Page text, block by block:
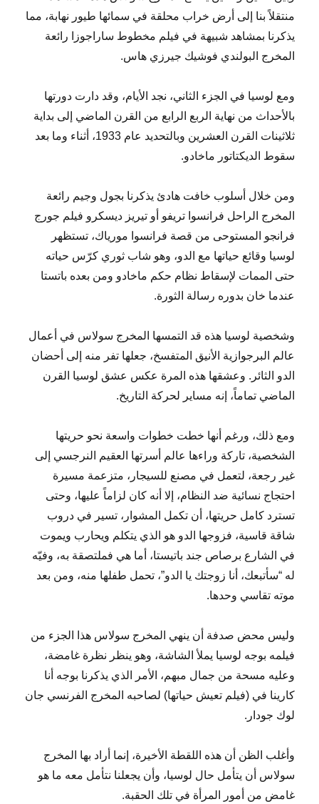
منتقلاً بنا إلى أرض خراب محلقة في سمائها طيور نهابة، مما
يذكرنا بمشاهد شبيهة في فيلم مخطوط ساراجوزا رائعة
المخرج البولندي فوشيك جيرزي هاس.
ومع لوسيا في الجزء الثاني، نجد الأيام، وقد دارت دورتها
بالأحداث من نهاية الربع الرابع من القرن الماضي إلى بداية
ثلاثينات القرن العشرين وبالتحديد عام 1933، أثناء وما بعد
سقوط الديكتاتور ماخادو.
ومن خلال أسلوب خافت هادئ يذكرنا بجول وجيم رائعة
المخرج الراحل فرانسوا تريفو أو تيريز ديسكرو فيلم جورج
فرانجو المستوحى من قصة فرانسوا مورياك، تستظهر
لوسيا وقائع حياتها مع الدو، وهو شاب ثوري كرّس حياته
حتى الممات لإسقاط نظام حكم ماخادو ومن بعده باتستا
عندما خان بدوره رسالة الثورة.
وشخصية لوسيا هذه قد التمسها المخرج سولاس في أعمال
عالم البرجوازية الأنيق المتفسخ، جعلها تفر منه إلى أحضان
الدو الثائر. وعشقها هذه المرة عكس عشق لوسيا القرن
الماضي تماماً، إنه مساير لحركة التاريخ.
ومع ذلك، ورغم أنها خطت خطوات واسعة نحو حريتها
الشخصية، تاركة وراءها عالم أسرتها العقيم النرجسي إلى
غير رجعة، لتعمل في مصنع للسيجار، متزعمة مسيرة
احتجاج نسائية ضد النظام، إلا أنه كان لزاماً عليها، وحتى
تسترد كامل حريتها، أن تكمل المشوار، تسير في دروب
شاقة قاسية، فزوجها الدو هو الذي يتكلم ويحارب ويموت
في الشارع برصاص جند باتيستا، أما هي فملتصقة به، وفيّه
له “سأتبعك، أنا زوجتك يا الدو”، تحمل طفلها منه، ومن بعد
موته تقاسي وحدها.
وليس محض صدفة أن ينهي المخرج سولاس هذا الجزء من
فيلمه بوجه لوسيا يملأ الشاشة، وهو ينظر نظرة غامضة،
وعليه مسحة من جمال مبهم، الأمر الذي يذكرنا بوجه أنا
كارينا في (فيلم تعيش حياتها) لصاحبه المخرج الفرنسي جان
لوك جودار.
وأغلب الظن أن هذه اللقطة الأخيرة، إنما أراد بها المخرج
سولاس أن يتأمل حال لوسيا، وأن يجعلنا نتأمل معه ما هو
غامض من أمور المرأة في تلك الحقبة.